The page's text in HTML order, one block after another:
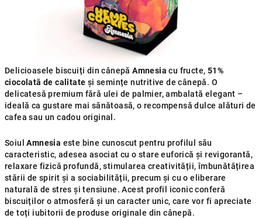
Delicioasele biscuiți din cânepăAmnesia cu fructe, 51%
ciocolată de calitate și semințe nutritive de cânepă. O
delicatesă premium fără ulei de palmier, ambalată elegant –
ideală ca gustare mai sănătoasă, o recompensă dulce alături de
cafea sau un cadou original.
SoiulAmnesia este bine cunoscut pentru profilul său
caracteristic, adesea asociat cu o stare euforică și revigorantă,
relaxare fizică profundă, stimularea creativității, îmbunătățirea
stării de spirit și a sociabilității, precum și cu o eliberare
naturală de stres și tensiune. Acest profil iconic conferă
biscuiților o atmosferă și un caracter unic, care vor fi apreciate
de toți iubitorii de produse originale din cânepă.